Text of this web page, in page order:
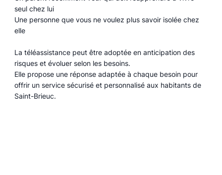
seul chez lui
Une personne que vous ne voulez plus savoir isolée chez
elle
La téléassistance peut être adoptée en anticipation des
risques et évoluer selon les besoins.
Elle propose une réponse adaptée à chaque besoin pour
offrir un service sécurisé et personnalisé aux habitants de
Saint-Brieuc.